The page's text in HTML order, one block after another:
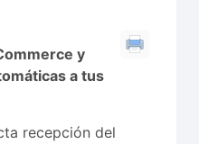
y
a tus
recepción del